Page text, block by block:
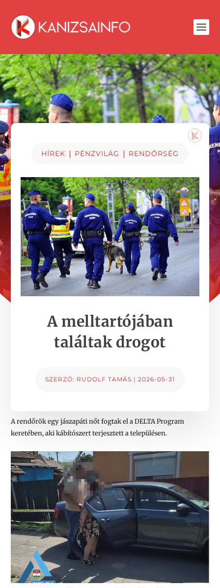
HÍREK | PÉNZVILÁG | RENDŐRSÉG
A melltartójában
találtak drogot
SZERZŐ: RUDOLF TAMÁS | 2026-05-31
A rendőrök egy jászapáti nőt fogtak el a DELTA Program
keretében, aki kábítószert terjesztett a településen.